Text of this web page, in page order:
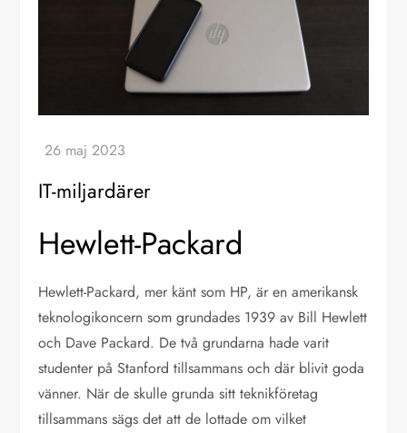
IT-miljardärer
Hewlett-Packard
Hewlett-Packard, mer känt som HP, är en amerikansk
teknologikoncern som grundades 1939 av Bill Hewlett
och Dave Packard. De två grundarna hade varit
studenter på Stanford tillsammans och där blivit goda
vänner. När de skulle grunda sitt teknikföretag
tillsammans sägs det att de lottade om vilket